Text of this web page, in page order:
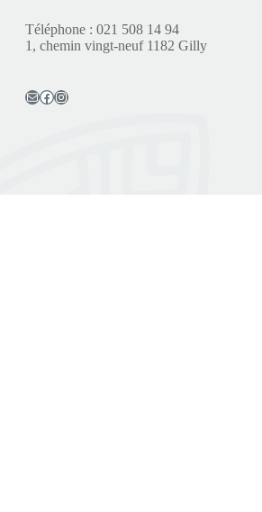
Téléphone : 021 508 14 94
1, chemin vingt-neuf 1182 Gilly